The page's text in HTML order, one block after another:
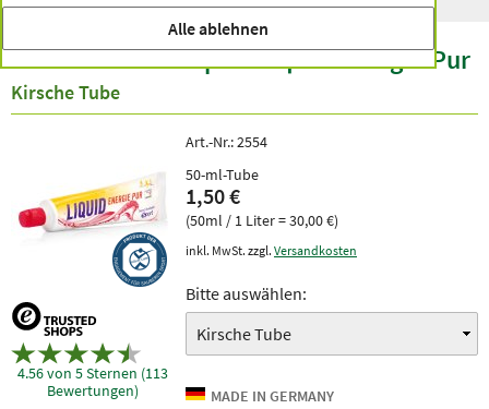
Sanct Bernhard Sport Liquid-Energie-Pur
Kirsche Tube
4.56 von 5 Sternen (113
Bewertungen)
Art.-Nr.:2554
50-ml-Tube
1,50 €
(50ml / 1 Liter = 30,00 €)
inkl. MwSt. zzgl. Versandkosten
Bitte auswählen:
Alle ablehnen